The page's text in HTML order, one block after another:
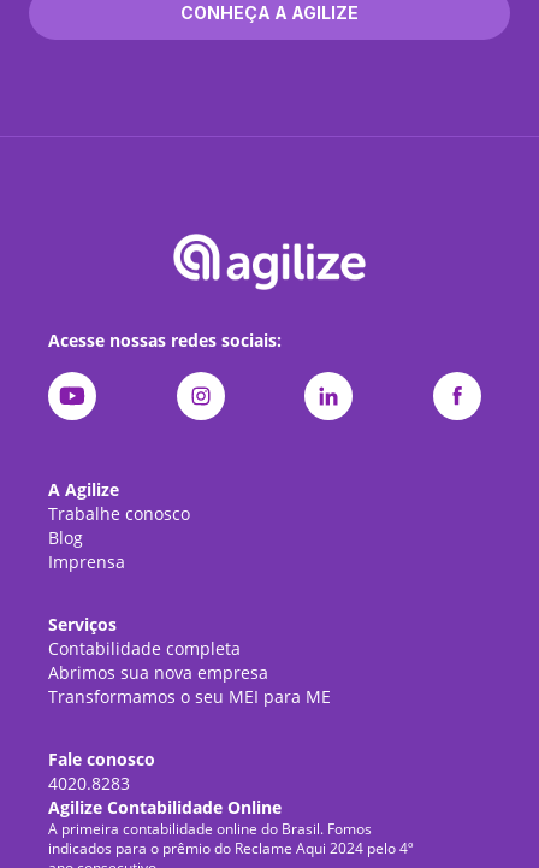
CONHEÇA A AGILIZE
Acesse nossas redes sociais:
A Agilize
Trabalhe conosco
Blog
Imprensa
Serviços
Contabilidade completa
Abrimos sua nova empresa
Transformamos o seu MEI para ME
Fale conosco
4020.8283
Agilize Contabilidade Online
A primeira contabilidade online do Brasil. Fomos
indicados para o prêmio do Reclame Aqui 2024 pelo 4º